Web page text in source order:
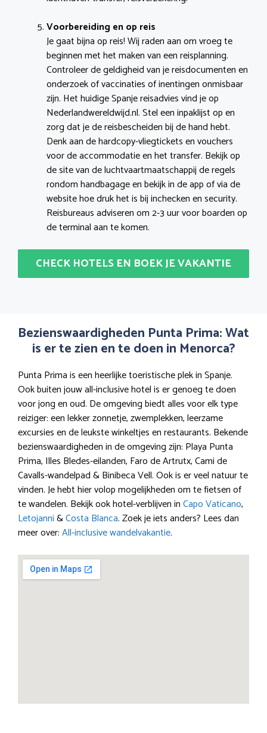
Voorbereiding en op reis
Je gaat bijna op reis! Wij raden aan om vroeg te
beginnen met het maken van een reisplanning.
Controleer de geldigheid van je reisdocumenten en
onderzoek of vaccinaties of inentingen onmisbaar
zijn. Het huidige Spanje reisadvies vind je op
Nederlandwereldwijd.nl. Stel een inpaklijst op en
zorg dat je de reisbescheiden bij de hand hebt.
Denk aan de hardcopy-vliegtickets en vouchers
voor de accommodatie en het transfer. Bekijk op
de site van de luchtvaartmaatschappij de regels
rondom handbagage en bekijk in de app of via de
website hoe druk het is bij inchecken en security.
Reisbureaus adviseren om 2-3 uur voor boarden op
de terminal aan te komen.
CHECK HOTELS EN BOEK JE VAKANTIE
Bezienswaardigheden Punta Prima: Wat
is er te zien en te doen in Menorca?
Punta Prima is een heerlijke toeristische plek in Spanje.
Ook buiten jouw all-inclusive hotel is er genoeg te doen
voor jong en oud. De omgeving biedt alles voor elk type
reiziger: een lekker zonnetje, zwemplekken, leerzame
excursies en de leukste winkeltjes en restaurants. Bekende
bezienswaardigheden in de omgeving zijn: Playa Punta
Prima, Illes Bledes-eilanden, Faro de Artrutx, Cami de
Cavalls-wandelpad & Binibeca Vell. Ook is er veel natuur te
vinden. Je hebt hier volop mogelijkheden om te fietsen of
te wandelen. Bekijk ook hotel-verblijven inCapo Vaticano,
Letojanni&Costa Blanca. Zoek je iets anders? Lees dan
meer over:All-inclusive wandelvakantie.